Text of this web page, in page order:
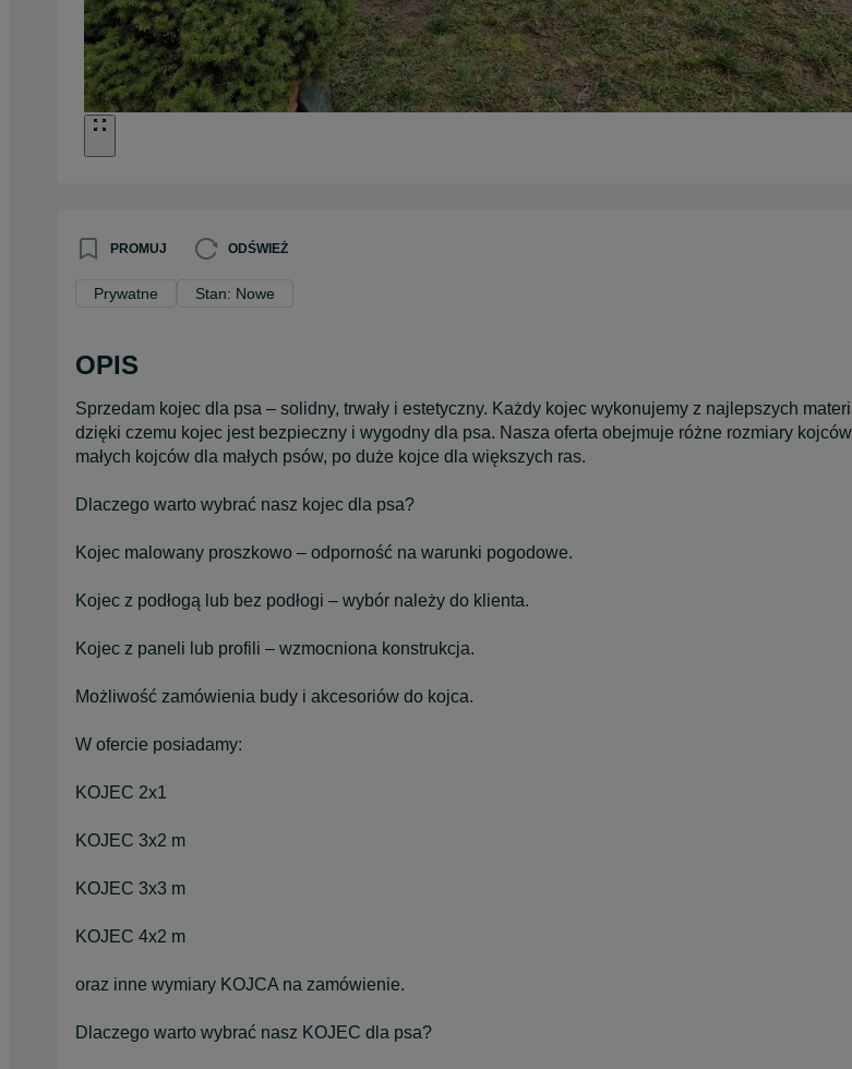
PROMUJ ODŚWIEŻ
Prywatne Stan: Nowe
OPIS
Sprzedam kojec dla psa – solidny, trwały i estetyczny. Każdy kojec wykonujemy z najlepszych
dzięki czemu kojec jest bezpieczny i wygodny dla psa. Nasza oferta obejmuje różne rozmiary
małych kojców dla małych psów, po duże kojce dla większych ras.
Dlaczego warto wybrać nasz kojec dla psa?
Kojec malowany proszkowo – odporność na warunki pogodowe.
Kojec z podłogą lub bez podłogi – wybór należy do klienta.
Kojec z paneli lub profili – wzmocniona konstrukcja.
Możliwość zamówienia budy i akcesoriów do kojca.
W ofercie posiadamy:
KOJEC 2x1
KOJEC 3x2 m
KOJEC 3x3 m
KOJEC 4x2 m
oraz inne wymiary KOJCA na zamówienie.
Dlaczego warto wybrać nasz KOJEC dla psa?